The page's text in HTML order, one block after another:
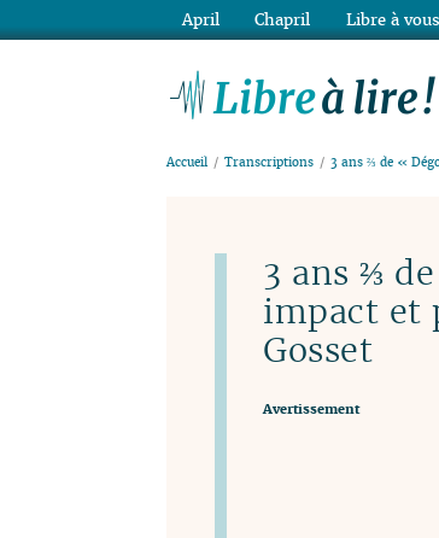
Accueil Transcriptions 3 ans ⅔ de «
3 ans ⅔
impact et
Gosset
Avertissement
April Chapril Libre à